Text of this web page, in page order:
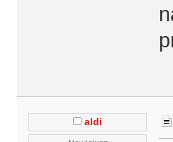
aldi